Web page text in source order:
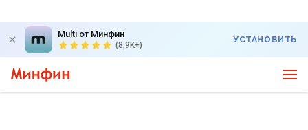
Multi от Минфин
(8,9K+)
УСТАНОВИТЬ